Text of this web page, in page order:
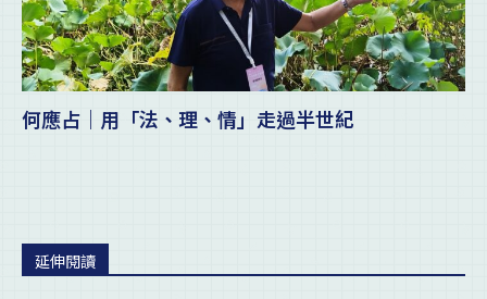
何應占｜用「法、理、情」走過半世紀
延伸閱讀